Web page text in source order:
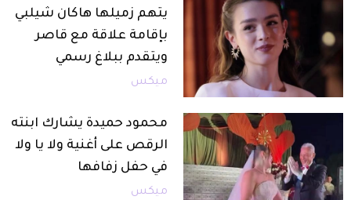
يتهم زميلها هاكان شيلبي
بإقامة علاقة مع قاصر
ويتقدم ببلاغ رسمي
ميكس
محمود حميدة يشارك ابنته
الرقص على أغنية ولا يا ولا
في حفل زفافها
ميكس